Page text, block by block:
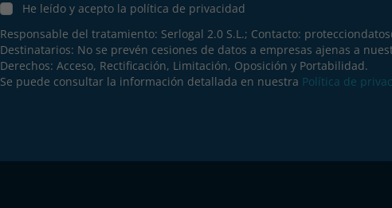
He leído y acepto la política de privacidad
Responsable del tratamiento: Serlogal 2.0 S.L.; Contacto:
Destinatarios: No se prevén cesiones de datos a empresas ajenas a
Derechos: Acceso, Rectificación, Limitación, Oposición y Portabilidad.
Se puede consultar la información detallada en nuestra Política de